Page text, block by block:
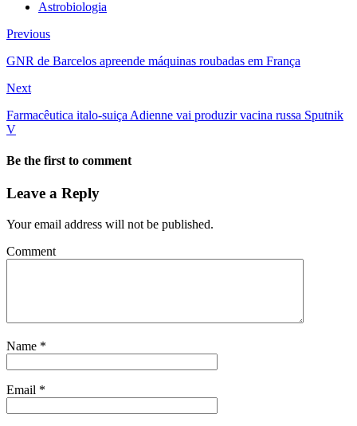
Astrobiologia
Previous
GNR de Barcelos apreende máquinas roubadas em França
Next
Farmacêutica italo-suiça Adienne vai produzir vacina russa Sputnik
V
Be the first to comment
Leave a Reply
Your email address will not be published.
Comment
Name *
Email *